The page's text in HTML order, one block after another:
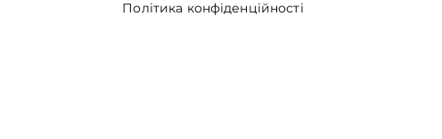
Політика конфіденційності